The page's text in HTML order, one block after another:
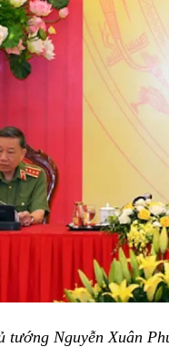
tướng Nguyễn Xuân